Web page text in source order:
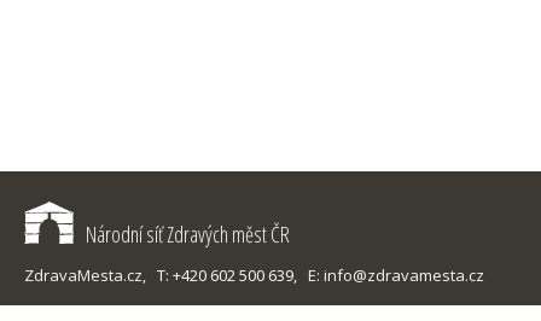
Národní síť Zdravých měst ČR
ZdravaMesta.cz, T: +420 602 500 639, E: info@zdravamesta.cz